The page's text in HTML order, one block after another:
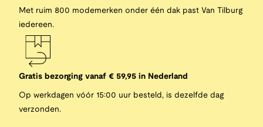
Met ruim 800 modemerken onder één dak past Van Tilburg
iedereen.
Gratis bezorging vanaf € 59,95 in Nederland
Op werkdagen vóór 15:00 uur besteld, is dezelfde dag
verzonden.